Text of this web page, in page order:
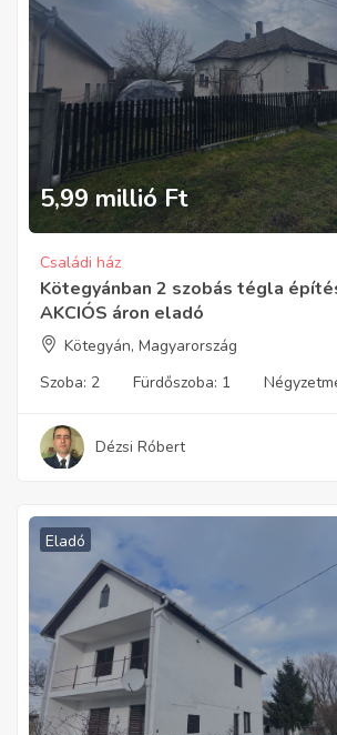
5,99 millió Ft
Családi ház
Kötegyánban 2 szobás tégla
AKCIÓS áron eladó
Kötegyán, Magyarország
Szoba: 2 Fürdőszoba: 1
Dézsi Róbert
Eladó